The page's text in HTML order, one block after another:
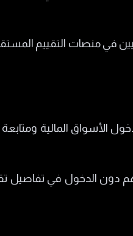
في منصات التقييم
المالية ومتابعة
دون الدخول في تفاصيل